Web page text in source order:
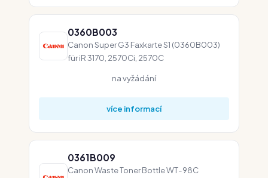
0360B003
Canon Super G3 Faxkarte S1 (0360B003)
für iR 3170, 2570Ci, 2570C
na vyžádání
více informací
0361B009
Canon Waste Toner Bottle WT-98C